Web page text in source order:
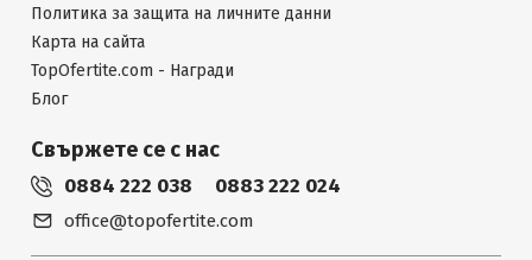
Политика за защита на личните данни
Карта на сайта
TopOfertite.com - Награди
Блог
Свържете се с нас
0884 222 038 0883 222 024
office@topofertite.com